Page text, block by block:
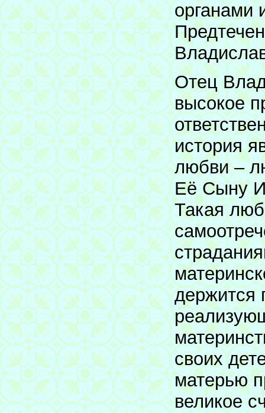
органами
Отец
высокое
история
любви –
Её Сыну
Такая
держится
своих
матерью
великое